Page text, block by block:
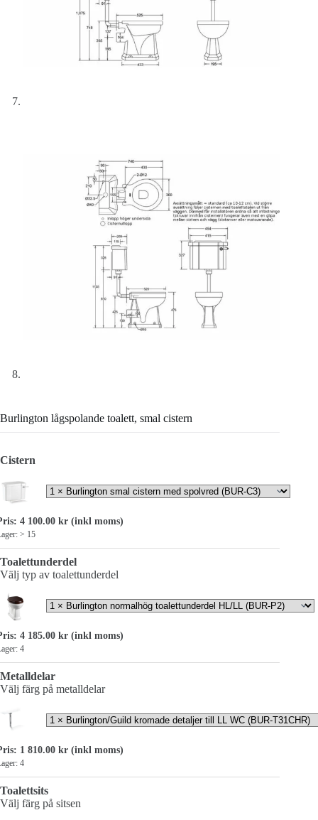
Burlington lågspolande toalett, smal cistern
Cistern
4 100.00 kr (inkl moms)
> 15
Toalettunderdel
Välj typ av toalettunderdel
4 185.00 kr (inkl moms)
4
Metalldelar
Välj färg på metalldelar
1 810.00 kr (inkl moms)
4
Toalettsits
Välj färg på sitsen